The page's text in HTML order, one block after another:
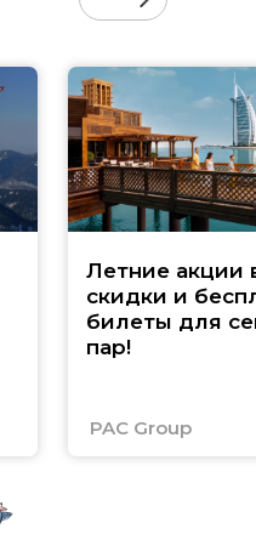
Летние акции
скидки и
билеты для
пар!
PAC Group